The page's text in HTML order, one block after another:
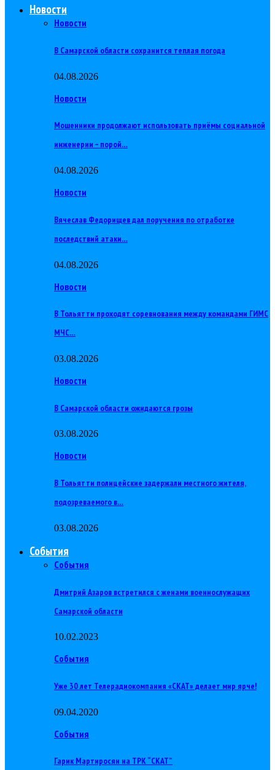
Новости
Новости
В Самарской области сохранится теплая погода
04.08.2026
Новости
Мошенники продолжают использовать приёмы социальной
инженерии – порой…
04.08.2026
Новости
Вячеслав Федорищев дал поручения по отработке
последствий атаки…
04.08.2026
Новости
В Тольятти проходят соревнования между командами ГИМС
МЧС…
03.08.2026
Новости
В Самарской области ожидаются грозы
03.08.2026
Новости
В Тольятти полицейские задержали местного жителя,
подозреваемого в…
03.08.2026
События
События
Дмитрий Азаров встретился с женами военнослужащих
Самарской области
10.02.2023
События
Уже 30 лет Телерадиокомпания «СКАТ» делает мир ярче!
09.04.2020
События
Гарик Мартиросян на ТРК “СКАТ”